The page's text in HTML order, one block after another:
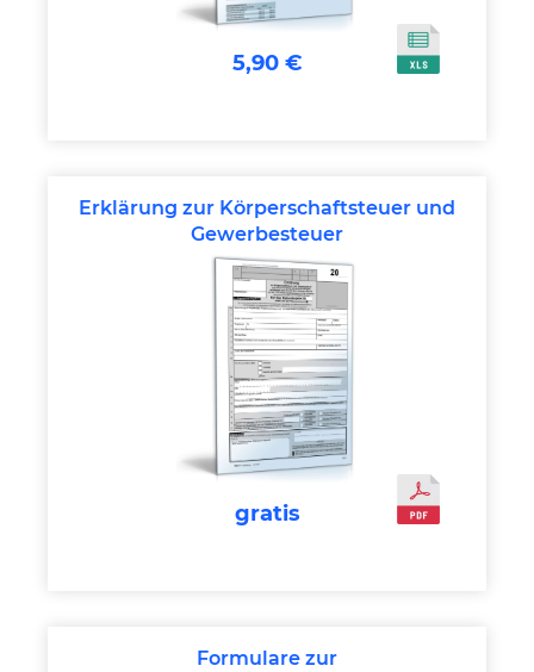
5,90 €
Erklärung zur Körperschaftsteuer und
Gewerbesteuer
gratis
Formulare zur